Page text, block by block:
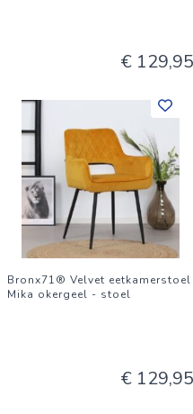
€ 129,95
Bronx71® Velvet eetkamerstoel
Mika okergeel - stoel
€ 129,95